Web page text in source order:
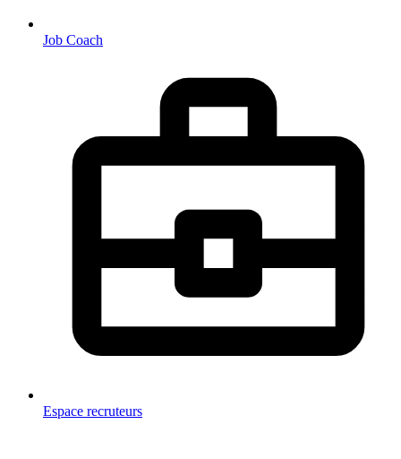
Job Coach
Espace recruteurs